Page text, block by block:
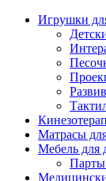
Игрушки
Матрасы
Мебель для